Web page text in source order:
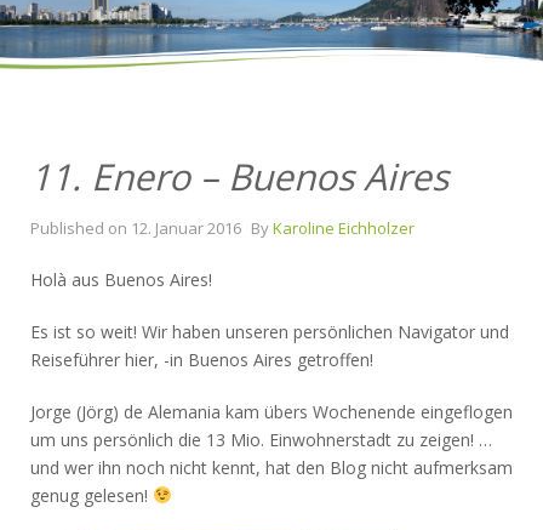
11. Enero – Buenos Aires
Published on 12. Januar 2016 ByKaroline Eichholzer
Holà aus Buenos Aires!
Es ist so weit! Wir haben unseren persönlichen Navigator und
Reiseführer hier, -in Buenos Aires getroffen!
Jorge (Jörg) de Alemania kam übers Wochenende eingeflogen
um uns persönlich die 13 Mio. Einwohnerstadt zu zeigen! …
und wer ihn noch nicht kennt, hat den Blog nicht aufmerksam
genug gelesen!